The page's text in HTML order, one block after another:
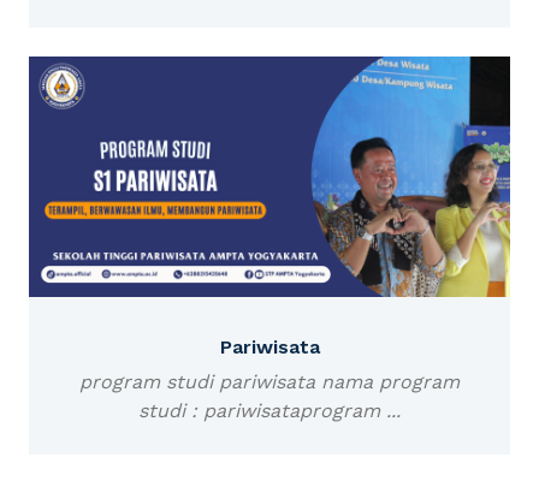
Pariwisata
program studi pariwisata nama program
studi : pariwisataprogram ...